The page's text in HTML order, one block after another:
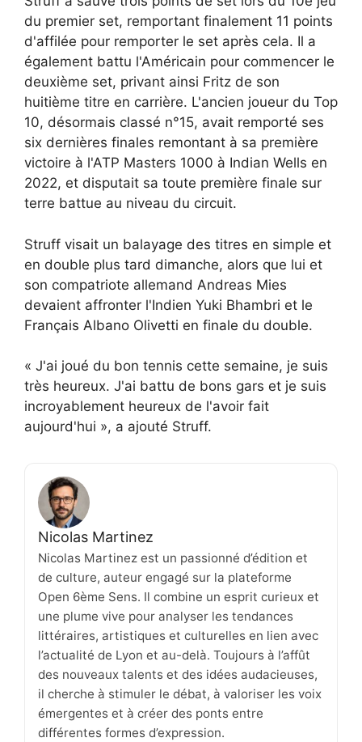
du premier set, remportant finalement 11 points
d'affilée pour remporter le set après cela. Il a
également battu l'Américain pour commencer le
deuxième set, privant ainsi Fritz de son
huitième titre en carrière. L'ancien joueur du Top
10, désormais classé n°15, avait remporté ses
six dernières finales remontant à sa première
victoire à l'ATP Masters 1000 à Indian Wells en
2022, et disputait sa toute première finale sur
terre battue au niveau du circuit.
Struff visait un balayage des titres en simple et
en double plus tard dimanche, alors que lui et
son compatriote allemand Andreas Mies
devaient affronter l'Indien Yuki Bhambri et le
Français Albano Olivetti en finale du double.
« J'ai joué du bon tennis cette semaine, je suis
très heureux. J'ai battu de bons gars et je suis
incroyablement heureux de l'avoir fait
aujourd'hui », a ajouté Struff.
Nicolas Martinez
Nicolas Martinez est un passionné d’édition et
de culture, auteur engagé sur la plateforme
Open 6ème Sens. Il combine un esprit curieux et
une plume vive pour analyser les tendances
littéraires, artistiques et culturelles en lien avec
l’actualité de Lyon et au-delà. Toujours à l’affût
des nouveaux talents et des idées audacieuses,
il cherche à stimuler le débat, à valoriser les voix
émergentes et à créer des ponts entre
différentes formes d’expression.